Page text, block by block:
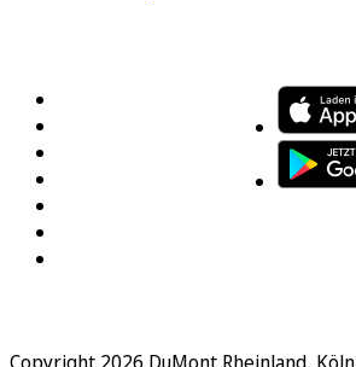
Copyright 2026 DuMont Rheinland, Köln